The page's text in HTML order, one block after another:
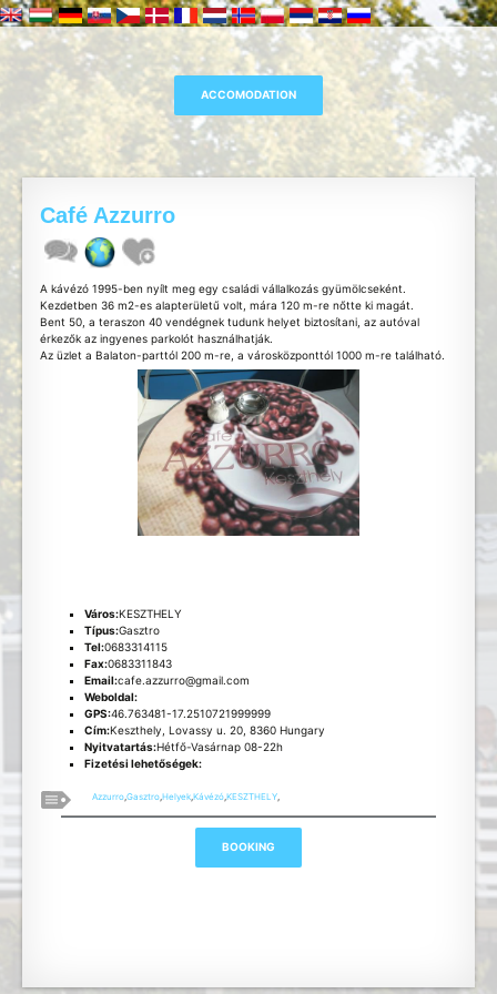
Café Azzurro
A kávézó 1995-ben nyílt meg egy családi vállalkozás gyümölcseként.
Kezdetben 36 m2-es alapterületű volt, mára 120 m-re nőtte ki magát.
Bent 50, a teraszon 40 vendégnek tudunk helyet biztosítani, az autóval
érkezők az ingyenes parkolót használhatják.
Az üzlet a Balaton-parttól 200 m-re, a városközponttól 1000 m-re található.
Város:KESZTHELY
Típus:Gasztro
Tel:0683314115
Fax:0683311843
Email:cafe.azzurro@gmail.com
Weboldal:
GPS:46.763481-17.2510721999999
Cím:Keszthely, Lovassy u. 20, 8360 Hungary
Nyitvatartás:Hétfő-Vasárnap 08-22h
Fizetési lehetőségek:
Azzurro ,Gasztro ,Helyek ,Kávézó ,KESZTHELY